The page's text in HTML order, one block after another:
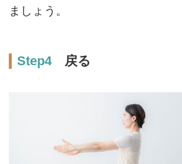
ましょう。
Step4戻る